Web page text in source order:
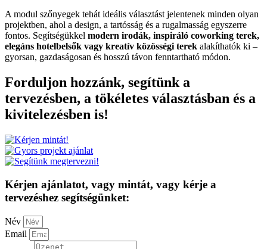
A modul szőnyegek tehát ideális választást jelentenek minden olyan
projektben, ahol a design, a tartósság és a rugalmasság egyszerre
fontos. Segítségükkel modern irodák, inspiráló coworking terek,
elegáns hotelbelsők vagy kreatív közösségi terek alakíthatók ki –
gyorsan, gazdaságosan és hosszú távon fenntartható módon.
Forduljon hozzánk, segítünk a
tervezésben, a tökéletes választásban és a
kivitelezésben is!
Kérjen ajánlatot, vagy mintát, vagy kérje a
tervezéshez segítségünket:
Név
Email